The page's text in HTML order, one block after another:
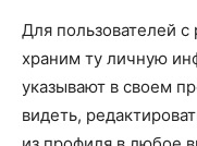
Для пользователей
храним ту личную
указывают в своем
видеть,